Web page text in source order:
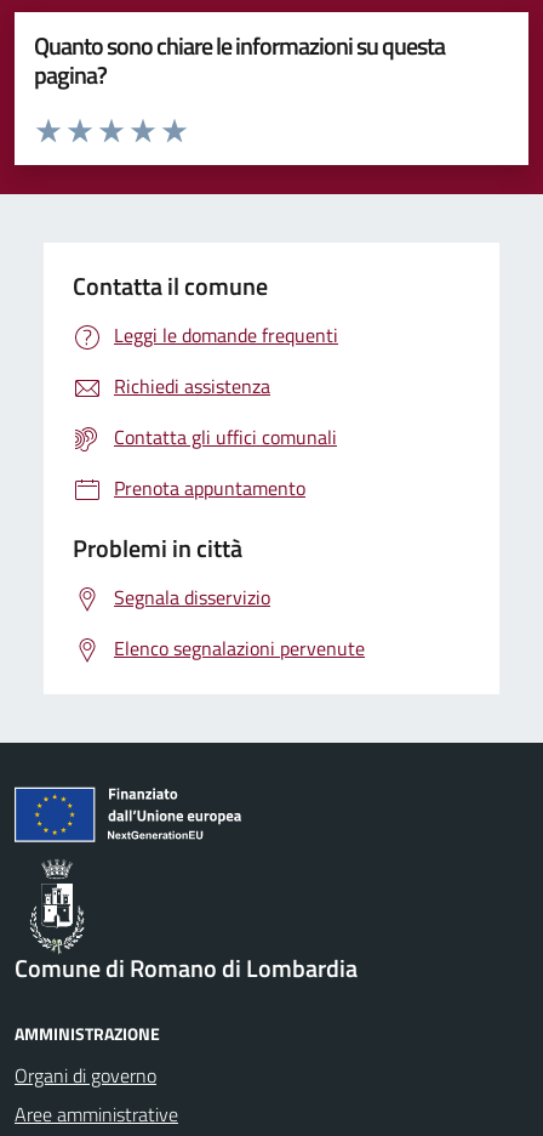
Quanto sono chiare le informazioni su questa
pagina?
Valuta da 1 a 5 stelle la pagina
Valuta 5 stelle su 5
Valuta 4 stelle su 5
Valuta 3 stelle su 5
Valuta 2 stelle su 5
Valuta 1 stelle su 5
Contatta il comune
Leggi le domande frequenti
Richiedi assistenza
Contatta gli uffici comunali
Prenota appuntamento
Problemi in città
Segnala disservizio
Elenco segnalazioni pervenute
Comune di Romano di Lombardia
AMMINISTRAZIONE
Organi di governo
Aree amministrative